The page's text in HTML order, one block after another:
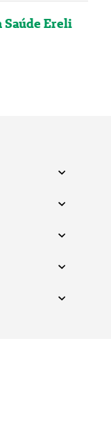
Saúde Ereli